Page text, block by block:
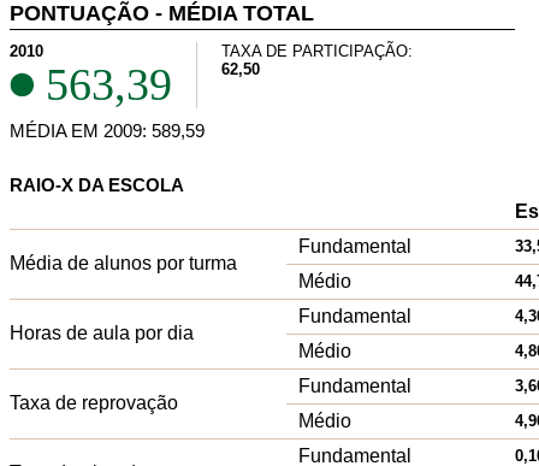
PONTUAÇÃO - MÉDIA TOTAL
2010
563,39
TAXA DE PARTICIPAÇÃO:
62,50
MÉDIA EM 2009: 589,59
RAIO-X DA ESCOLA
Média de alunos por turma
Fundamental
Médio
Horas de aula por dia
Fundamental
Médio
Taxa de reprovação
Fundamental
Médio
Fundamental